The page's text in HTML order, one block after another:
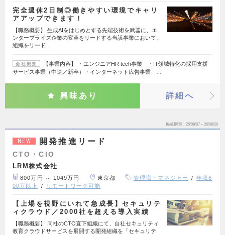
完全週休2日制◎働きやすい環境でキャリ
アアップできます！
【職務概要】 生成AIをはじめとする先端技術を武器に、エ
ンタープライズ企業の変革をリードする当該事業において、
組織をリード…
会社概要
【事業内容】 ・エンジニアHR tech事業 ・IT領域特化の採用支援
サービス事業（中途／新卒）・インターネット広告事業 …
興味あり 詳細へ
掲載期間 26/08/07～26/08/20
NEW 開発推進リード
CTO・CIO
LRM株式会社
800万円 ～ 1049万円 東京都 管理職・マネジャー
年収6
00万以上
リモートワーク可能
【上場を視野にいれて急成長】セキュリテ
ィクラウド／2000社を超える導入実績
【職務概要】 同社のCTO直下組織にて、自社セキュリティ
教育クラウドサービスを展開する開発組織を「セキュリテ